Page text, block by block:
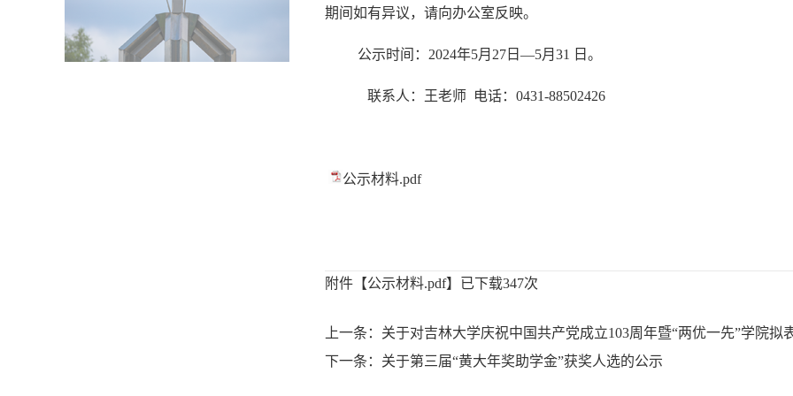
期间如有异议，请向办公室反映。
公示时间： 2024年5月 27 日 —5月 31 日。
联系人： 王老师 电话： 0431-88502426
公示材料.pdf
附件【公示材料.pdf】已下载347次
上一条：关于对吉林大学庆祝中国共产党成立103周年暨“两优一先”学院拟
下一条：关于第三届“黄大年奖助学金”获奖人选的公示